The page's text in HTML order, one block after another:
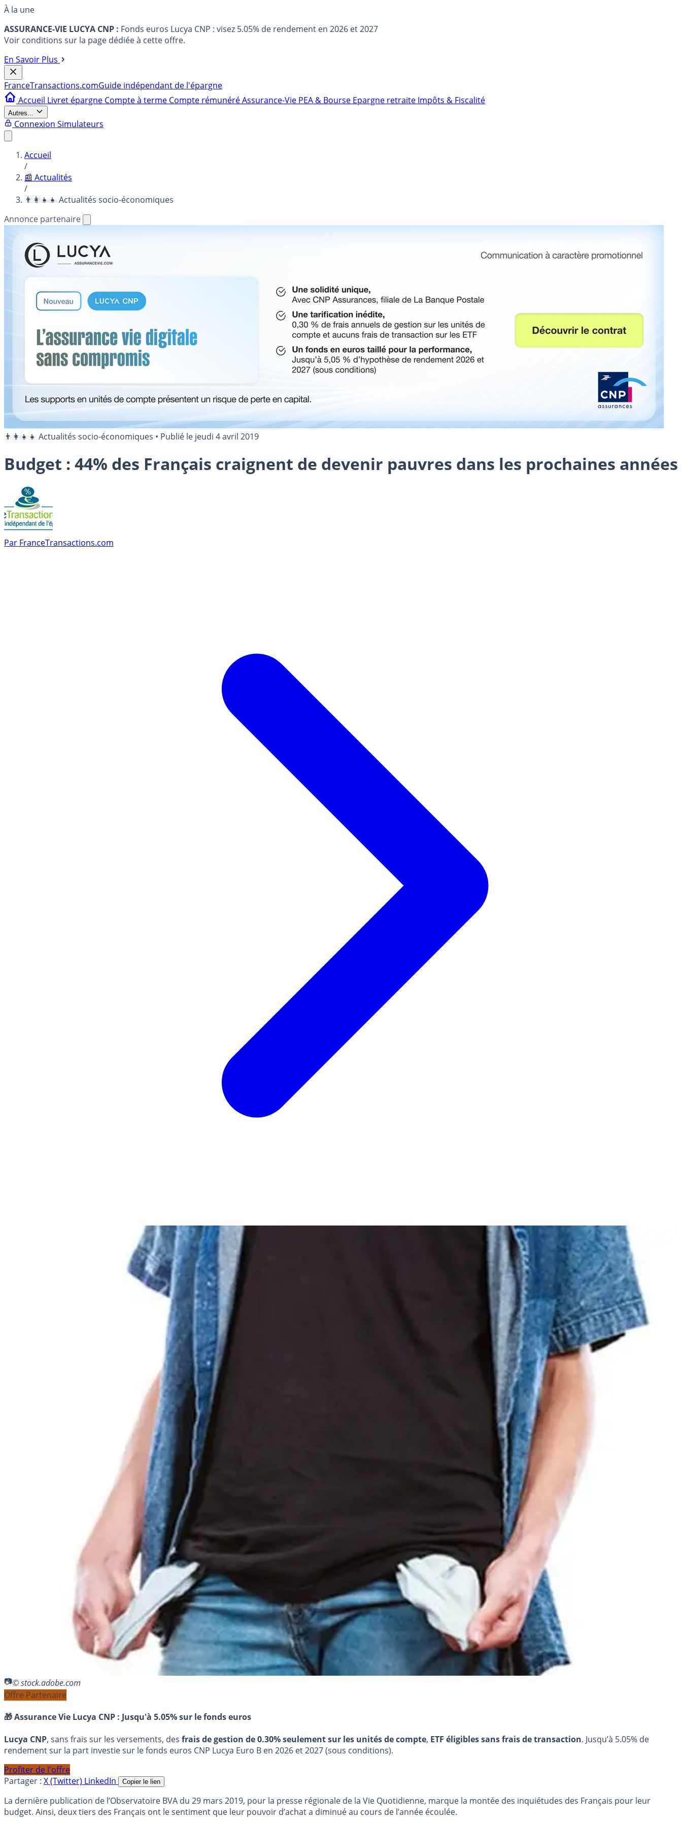
À la une
ASSURANCE-VIE LUCYA CNP : Fonds euros Lucya CNP : visez 5.05% de rendement en 2026 et 2027
Voir conditions sur la page dédiée à cette offre.
En Savoir Plus
FranceTransactions.comGuide indépendant de l'épargne
Accueil Livret épargne Compte à terme Compte rémunéréAssurance-Vie PEA & Bourse Epargne retraite Impôts & Fiscalité
Autres...
Connexion Simulateurs
Accueil
/
📰 Actualités
/
👨‍👩‍👧‍👧 Actualités socio-économiques
Annonce partenaire
👨‍👩‍👧‍👧 Actualités socio-économiques • Publié le jeudi 4 avril 2019
Budget : 44% des Français craignent de devenir pauvres dans les prochaines années
Par FranceTransactions.com
© stock.adobe.com
Offre Partenaire
🎁 Assurance Vie Lucya CNP : Jusqu'à 5.05% sur le fonds euros
Lucya CNP, sans frais sur les versements, des frais de gestion de 0.30% seulement sur les unités de compte, ETF éligibles sans frais de transaction. Jusqu’à 5.05% de
rendement sur la part investie sur le fonds euros CNP Lucya Euro B en 2026 et 2027 (sous conditions).
Profiter de l'offre
Partager : X (Twitter) LinkedIn Copier le lien
La dernière publication de l’Observatoire BVA du 29 mars 2019, pour la presse régionale de la Vie Quotidienne, marque la montée des inquiétudes des Français pour leur
budget. Ainsi, deux tiers des Français ont le sentiment que leur pouvoir d’achat a diminué au cours de l’année écoulée.